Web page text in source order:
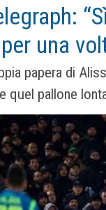
una
papera di
quel pallone